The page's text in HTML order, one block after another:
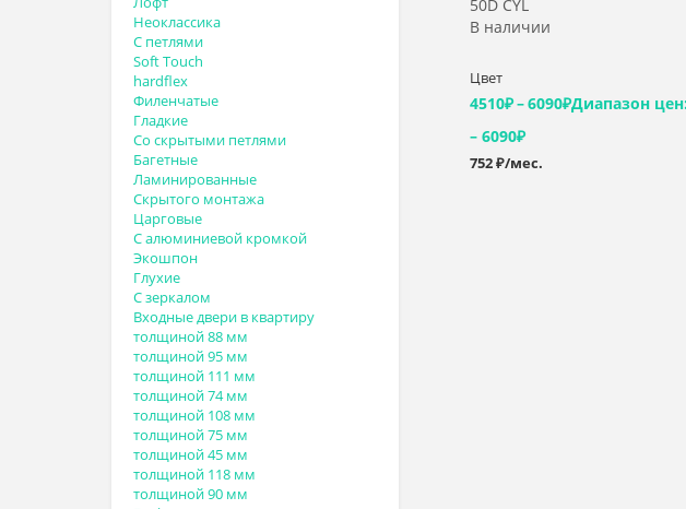
Неоклассика
С петлями
Soft Touch
hardflex
Филенчатые
Гладкие
Со скрытыми петлями
Багетные
Ламинированные
Скрытого монтажа
Царговые
С алюминиевой кромкой
Экошпон
Глухие
С зеркалом
Входные двери в квартиру
толщиной 88 мм
толщиной 95 мм
толщиной 111 мм
толщиной 74 мм
толщиной 108 мм
толщиной 75 мм
толщиной 45 мм
толщиной 118 мм
толщиной 90 мм
50D СYL
В наличии
Цвет
4510₽–6090₽Диапазон
– 6090₽
752 ₽/мес.